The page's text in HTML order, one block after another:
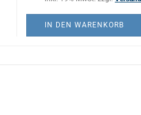
IN DEN WARENKORB